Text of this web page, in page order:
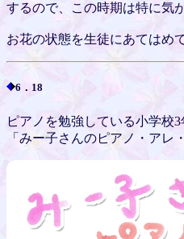
するので、この時期は特に気
お花の状態を生徒にあてはめ
6．18
ピアノを勉強している小学校
「みー子さんのピアノ・アレ